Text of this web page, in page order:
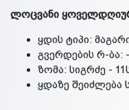
ლოცვანი
ყდის ტიპი:
გვერდების რ-ბა: -
ზომა: სიგრძე -
ყდაზე შეიძლება